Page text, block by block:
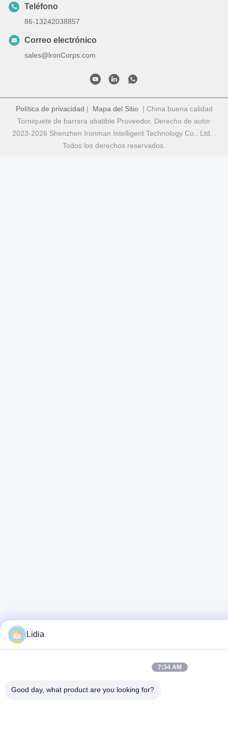
Teléfono
86-13242038857
Correo electrónico
sales@lronCorps.com
Política de privacidad | Mapa del Sitio| China buena calidad
Torniquete de barrera abatible Proveedor. Derecho de autor
2023-2026 Shenzhen Ironman Intelligent Technology Co., Ltd. .
Todos los derechos reservados.
Lidia
7:34 AM
Good day, what product are you looking for?